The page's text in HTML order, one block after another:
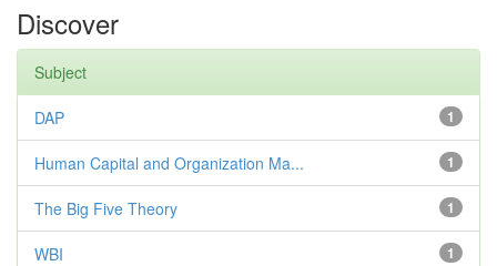
Discover
Subject
1
DAP
1
Human Capital and Organization Ma...
1
The Big Five Theory
1
WBI